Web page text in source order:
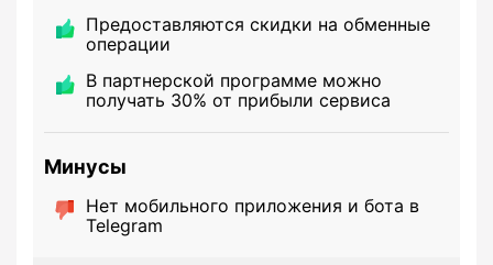
Предоставляются скидки на обменные
операции
В партнерской программе можно
получать 30% от прибыли сервиса
Минусы
Нет мобильного приложения и бота в
Telegram